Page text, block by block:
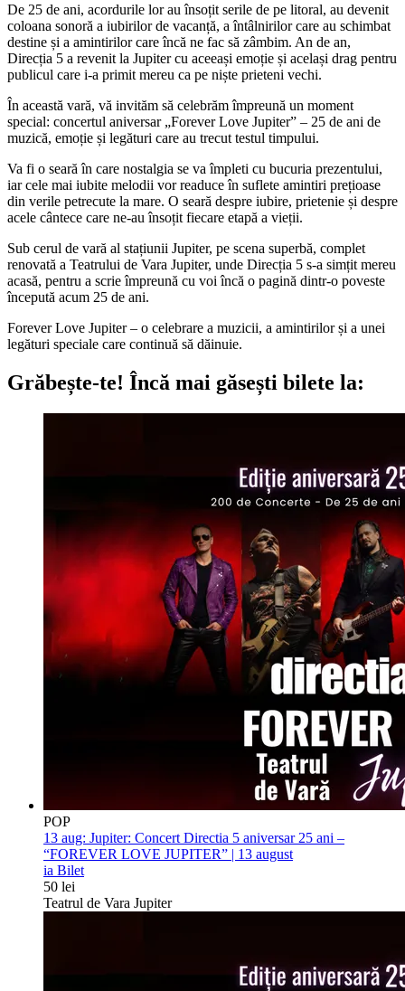
De 25 de ani, acordurile lor au însoțit serile de pe litoral, au devenit
coloana sonoră a iubirilor de vacanță, a întâlnirilor care au schimbat
destine și a amintirilor care încă ne fac să zâmbim. An de an,
Direcția 5 a revenit la Jupiter cu aceeași emoție și același drag pentru
publicul care i-a primit mereu ca pe niște prieteni vechi.
În această vară, vă invităm să celebrăm împreună un moment
special: concertul aniversar „Forever Love Jupiter” – 25 de ani de
muzică, emoție și legături care au trecut testul timpului.
Va fi o seară în care nostalgia se va împleti cu bucuria prezentului,
iar cele mai iubite melodii vor readuce în suflete amintiri prețioase
din verile petrecute la mare. O seară despre iubire, prietenie și despre
acele cântece care ne-au însoțit fiecare etapă a vieții.
Sub cerul de vară al stațiunii Jupiter, pe scena superbă, complet
renovată a Teatrului de Vara Jupiter, unde Direcția 5 s-a simțit mereu
acasă, pentru a scrie împreună cu voi încă o pagină dintr-o poveste
începută acum 25 de ani.
Forever Love Jupiter – o celebrare a muzicii, a amintirilor și a unei
legături speciale care continuă să dăinuie.
Grăbește-te! Încă mai găsești bilete la:
POP
13 aug: Jupiter: Concert Directia 5 aniversar 25 ani –
“FOREVER LOVE JUPITER” | 13 august
ia Bilet
50 lei
Teatrul de Vara Jupiter